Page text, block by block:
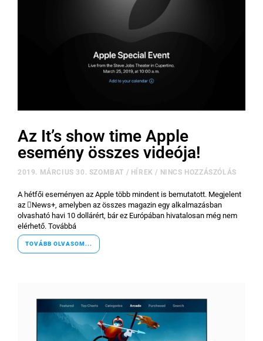
Az It’s show time Apple
esemény összes videója!
2019. MÁRCIUS 30. SZOMBAT / HÍREK / NINCS HOZZÁSZÓLÁS
A hétfői eseményen az Apple több mindent is bemutatott. Megjelent
az News+, amelyben az összes magazin egy alkalmazásban
olvasható havi 10 dollárért, bár ez Európában hivatalosan még nem
elérhető. Továbbá
TOVÁBB OLVASOM...